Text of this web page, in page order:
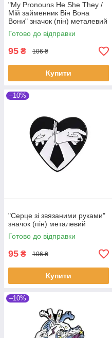
"My Pronouns He She They /
Мій займенник Він Вона
Вони" значок (пін) металевий
Готово до відправки
95 ₴ 106 ₴
Купити
–10%
"Серце зі звязаними руками"
значок (пін) металевий
Готово до відправки
95 ₴ 106 ₴
Купити
–10%